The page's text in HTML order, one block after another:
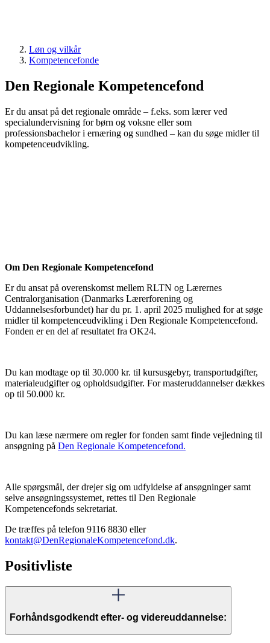
Løn og vilkår
Kompetencefonde
Den Regionale Kompetencefond
Er du ansat på det regionale område – f.eks. som lærer ved
specialundervisning for børn og voksne eller som
professionsbachelor i ernæring og sundhed – kan du søge midler til
kompetenceudvikling.
Om Den Regionale Kompetencefond
Er du ansat på overenskomst mellem RLTN og Lærernes
Centralorganisation (Danmarks Lærerforening og
Uddannelsesforbundet) har du pr. 1. april 2025 mulighed for at søge
midler til kompetenceudvikling i Den Regionale Kompetencefond.
Fonden er en del af resultatet fra OK24.
Du kan modtage op til 30.000 kr. til kursusgebyr, transportudgifter,
materialeudgifter og opholdsudgifter. For masteruddannelser dækkes
op til 50.000 kr.
Du kan læse nærmere om regler for fonden samt finde vejledning til
ansøgning på Den Regionale Kompetencefond.
Alle spørgsmål, der drejer sig om udfyldelse af ansøgninger samt
selve ansøgningssystemet, rettes til Den Regionale
Kompetencefonds sekretariat.
De træffes på telefon 9116 8830 eller
kontakt@DenRegionaleKompetencefond.dk.
Positivliste
Forhåndsgodkendt efter- og videreuddannelse: